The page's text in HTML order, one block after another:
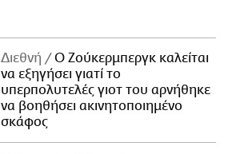
Διεθνή
Ο Ζούκερμπεργκ καλείται
να εξηγήσει γιατί το
υπερπολυτελές γιοτ του αρνήθηκε
να βοηθήσει ακινητοποιημένο
σκάφος